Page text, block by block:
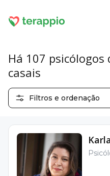
Entrar como psicólogo
Serviços
Blogue
Fórum
Para psicólogos
Sobre o terappio
Há 107
casais
Filtros e ordenação